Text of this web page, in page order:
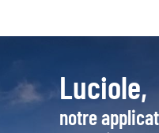
Luciole,
notre